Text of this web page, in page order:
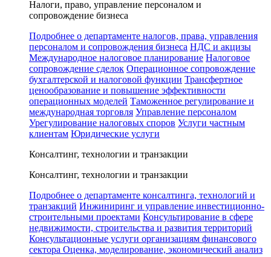
Налоги, право, управление персоналом и
сопровождение бизнеса
Подробнее о департаменте налогов, права, управления
персоналом и сопровождения бизнеса НДС и акцизы
Международное налоговое планирование Налоговое
сопровождение сделок Операционное сопровождение
бухгалтерской и налоговой функции Трансфертное
ценообразование и повышение эффективности
операционных моделей Таможенное регулирование и
международная торговля Управление персоналом
Урегулирование налоговых споров Услуги частным
клиентам Юридические услуги
Консалтинг, технологии и транзакции
Консалтинг, технологии и транзакции
Подробнее о департаменте консалтинга, технологий и
транзакций Инжиниринг и управление инвестиционно-
строительными проектами Консультирование в сфере
недвижимости, строительства и развития территорий
Консультационные услуги организациям финансового
сектора Оценка, моделирование, экономический анализ